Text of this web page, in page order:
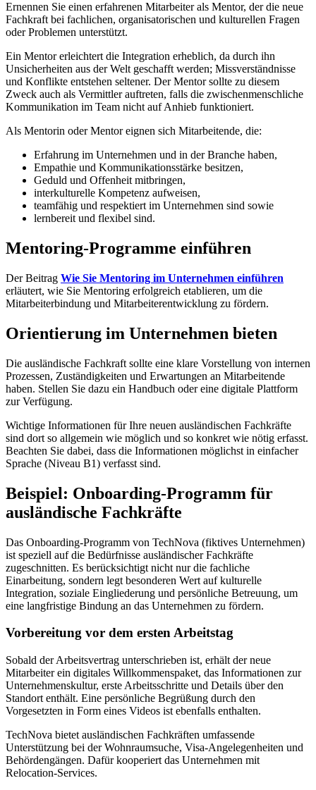
Ernennen Sie einen erfahrenen Mitarbeiter als Mentor, der die neue
Fachkraft bei fachlichen, organisatorischen und kulturellen Fragen
oder Problemen unterstützt.
Ein Mentor erleichtert die Integration erheblich, da durch ihn
Unsicherheiten aus der Welt geschafft werden; Missverständnisse
und Konflikte entstehen seltener. Der Mentor sollte zu diesem
Zweck auch als Vermittler auftreten, falls die zwischenmenschliche
Kommunikation im Team nicht auf Anhieb funktioniert.
Als Mentorin oder Mentor eignen sich Mitarbeitende, die:
Erfahrung im Unternehmen und in der Branche haben,
Empathie und Kommunikationsstärke besitzen,
Geduld und Offenheit mitbringen,
interkulturelle Kompetenz aufweisen,
teamfähig und respektiert im Unternehmen sind sowie
lernbereit und flexibel sind.
Mentoring-Programme einführen
Der Beitrag Wie Sie Mentoring im Unternehmen einführen
erläutert, wie Sie Mentoring erfolgreich etablieren, um die
Mitarbeiterbindung und Mitarbeiterentwicklung zu fördern.
Orientierung im Unternehmen bieten
Die ausländische Fachkraft sollte eine klare Vorstellung von internen
Prozessen, Zuständigkeiten und Erwartungen an Mitarbeitende
haben. Stellen Sie dazu ein Handbuch oder eine digitale Plattform
zur Verfügung.
Wichtige Informationen für Ihre neuen ausländischen Fachkräfte
sind dort so allgemein wie möglich und so konkret wie nötig erfasst.
Beachten Sie dabei, dass die Informationen möglichst in einfacher
Sprache (Niveau B1) verfasst sind.
Beispiel: Onboarding-Programm für
ausländische Fachkräfte
Das Onboarding-Programm von TechNova (fiktives Unternehmen)
ist speziell auf die Bedürfnisse ausländischer Fachkräfte
zugeschnitten. Es berücksichtigt nicht nur die fachliche
Einarbeitung, sondern legt besonderen Wert auf kulturelle
Integration, soziale Eingliederung und persönliche Betreuung, um
eine langfristige Bindung an das Unternehmen zu fördern.
Vorbereitung vor dem ersten Arbeitstag
Sobald der Arbeitsvertrag unterschrieben ist, erhält der neue
Mitarbeiter ein digitales Willkommenspaket, das Informationen zur
Unternehmenskultur, erste Arbeitsschritte und Details über den
Standort enthält. Eine persönliche Begrüßung durch den
Vorgesetzten in Form eines Videos ist ebenfalls enthalten.
TechNova bietet ausländischen Fachkräften umfassende
Unterstützung bei der Wohnraumsuche, Visa-Angelegenheiten und
Behördengängen. Dafür kooperiert das Unternehmen mit
Relocation-Services.